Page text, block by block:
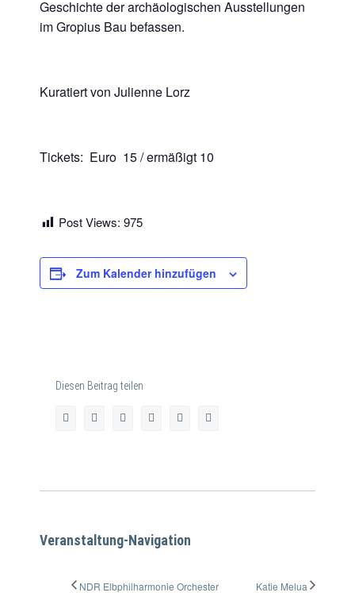
Geschichte der archäologischen Ausstellungen
im Gropius Bau befassen.
Kuratiert von Julienne Lorz
Tickets: Euro 15 / ermäßigt 10
Post Views: 975
Zum Kalender hinzufügen
Diesen Beitrag teilen
facebooktwitter linkedin whatsapppinterest
Veranstaltung-Navigation
NDR Elbphilharmonie Orchester Katie Melua